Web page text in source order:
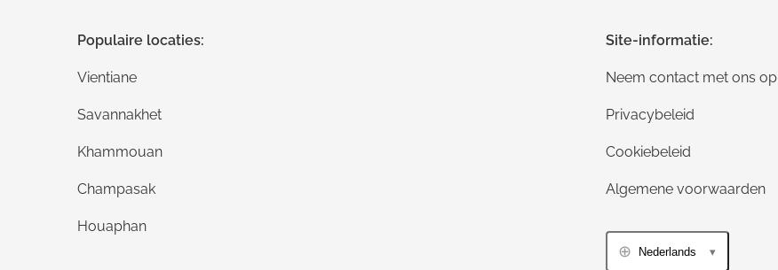
Populaire locaties:
Vientiane
Savannakhet
Khammouan
Champasak
Houaphan
Site-informatie:
Neem contact met ons op
Privacybeleid
Cookiebeleid
Algemene voorwaarden
Nederlands